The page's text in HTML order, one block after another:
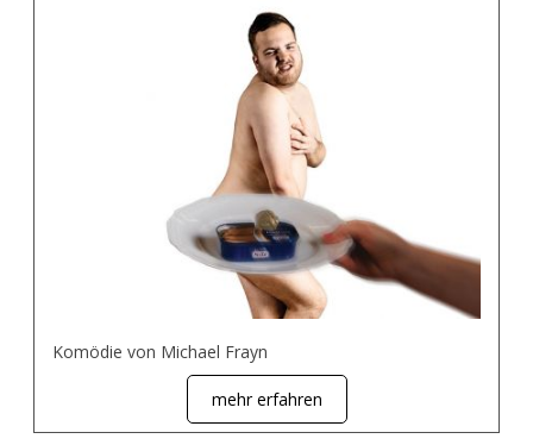
Komödie von Michael Frayn
mehr erfahren